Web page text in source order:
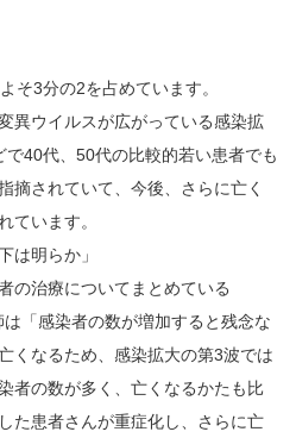
そ3分の2を占めています。
異ウイルスが広がっている感染拡
40代、50代の比較的若い患者でも
摘されていて、今後、さらに亡く
ています。
は明らか」
の治療についてまとめている
「感染者の数が増加すると残念な
くなるため、感染拡大の第3波では
者の数が多く、亡くなるかたも比
た患者さんが重症化し、さらに亡